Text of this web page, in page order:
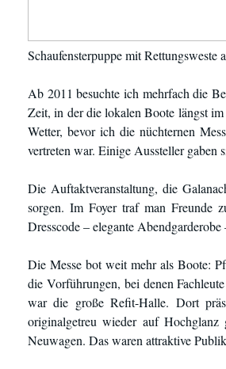
Schaufensterpuppe mit
Ab 2011 besuchte ich mehrfach die
Zeit, in der die lokalen Boote längst
Wetter, bevor ich die nüchternen
vertreten war. Einige Aussteller gaben
Die Auftaktveranstaltung, die
sorgen. Im Foyer traf man Freunde
Dresscode – elegante
Die Messe bot weit mehr als Boote:
die Vorführungen, bei denen
war die große Refit-Halle. Dort
originalgetreu wieder auf
Neuwagen. Das waren attraktive